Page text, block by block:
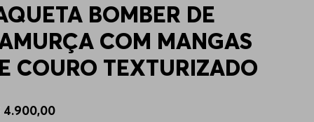
BOMBER DE
COM MANGAS
COURO TEXTURIZADO
4.900,00